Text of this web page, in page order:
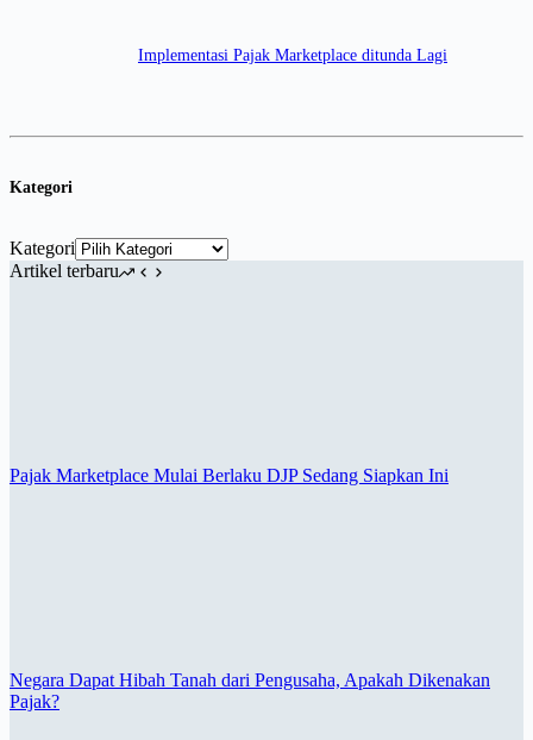
Implementasi Pajak Marketplace ditunda Lagi
Kategori
Kategori
Artikel terbaru
Pajak Marketplace Mulai Berlaku DJP Sedang Siapkan Ini
Negara Dapat Hibah Tanah dari Pengusaha, Apakah Dikenakan
Pajak?